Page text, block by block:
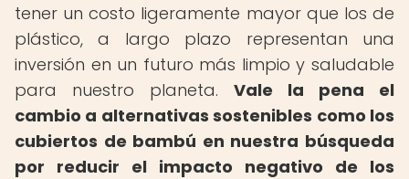
tener un costo ligeramente mayor que los de
plástico, a largo plazo representan una
inversión en un futuro más limpio y saludable
para nuestro planeta. Vale la pena el
cambio a alternativas sostenibles como los
cubiertos de bambú en nuestra búsqueda
por reducir el impacto negativo de los